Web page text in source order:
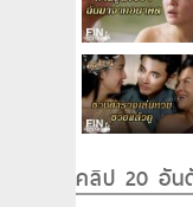
คลิป 20 อัน